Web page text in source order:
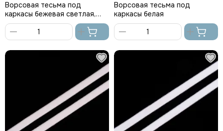
Ворсовая тесьма под
каркасы бежевая светлая,
Турция
корзину
Ворсовая тесьма под
каркасы белая
корзину